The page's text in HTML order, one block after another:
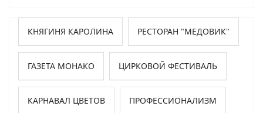
КНЯГИНЯ КАРОЛИНА РЕСТОРАН "МЕДОВИК"
ГАЗЕТА МОНАКО ЦИРКОВОЙ ФЕСТИВАЛЬ
КАРНАВАЛ ЦВЕТОВ ПРОФЕССИОНАЛИЗМ